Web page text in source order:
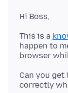
This is a
happen to
Can you